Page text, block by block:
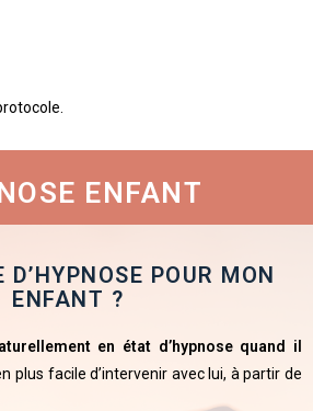
ENFANT
D’HYPNOSE POUR MON
ENFANT ?
en état d’hypnose quand il
plus facile d’intervenir avec lui, à partir de